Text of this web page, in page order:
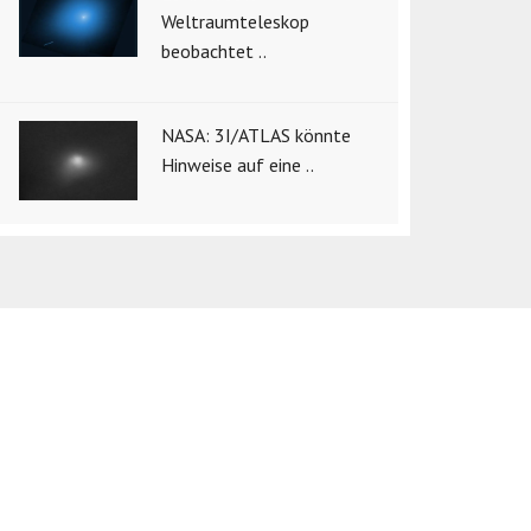
Weltraumteleskop
beobachtet ..
NASA: 3I/ATLAS könnte
Hinweise auf eine ..